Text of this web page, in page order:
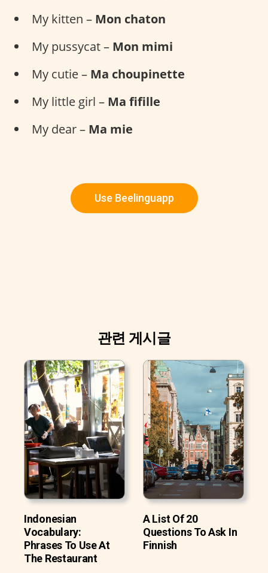
My kitten – Mon chaton
My pussycat – Mon mimi
My cutie – Ma choupinette
My little girl – Ma fifille
My dear – Ma mie
Use Beelinguapp
관련 게시글
Indonesian
Vocabulary:
Phrases To Use At
The Restaurant
A List Of 20
Questions To Ask In
Finnish